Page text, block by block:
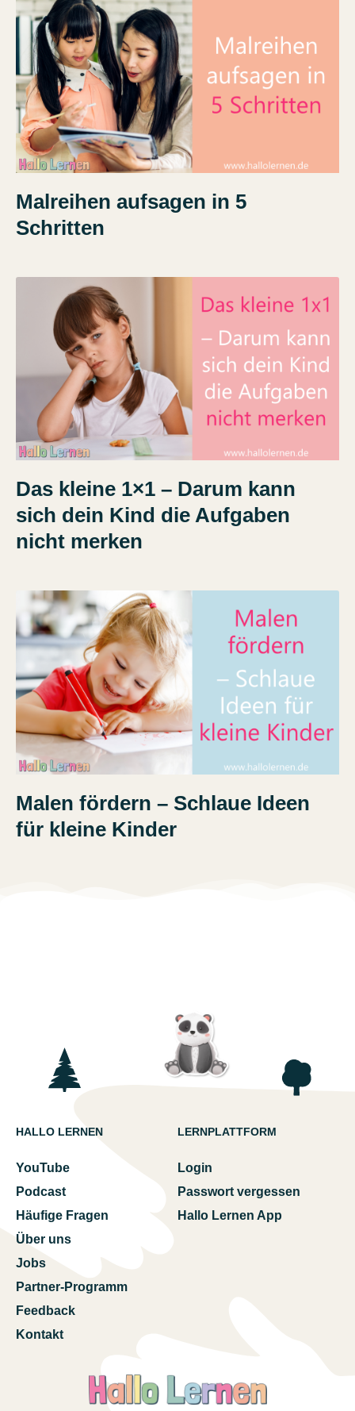
Malreihen aufsagen in 5
Schritten
Das kleine 1×1 – Darum kann
sich dein Kind die Aufgaben
nicht merken
Malen fördern – Schlaue Ideen
für kleine Kinder
HALLO LERNEN
YouTube
Podcast
Häufige Fragen
Über uns
Jobs
Partner-Programm
Feedback
Kontakt
LERNPLATTFORM
Login
Passwort vergessen
Hallo Lernen App